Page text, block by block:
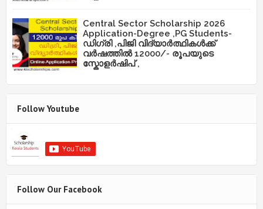
Central Sector Scholarship 2026
Application-Degree ,PG Students-
ഡിഗ്രി ,പിജി വിദ്യാർത്ഥികൾക്ക്
വർഷത്തിൽ 12000/- രൂപയുടെ
സ്കോളർഷിപ് ,
Follow Youtube
Follow Our Facebook